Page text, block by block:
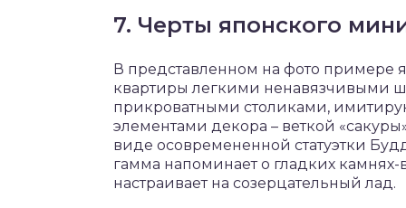
7. Черты японского
В представленном на фото
квартиры легкими ненавязчивыми
прикроватными столиками,
элементами декора – веткой
виде осовремененной статуэтки
гамма напоминает о гладких
настраивает на созерцательный лад.